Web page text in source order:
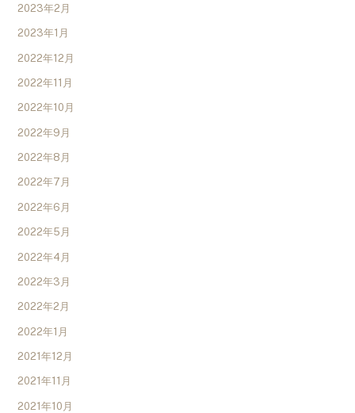
2023年2月
2023年1月
2022年12月
2022年11月
2022年10月
2022年9月
2022年8月
2022年7月
2022年6月
2022年5月
2022年4月
2022年3月
2022年2月
2022年1月
2021年12月
2021年11月
2021年10月